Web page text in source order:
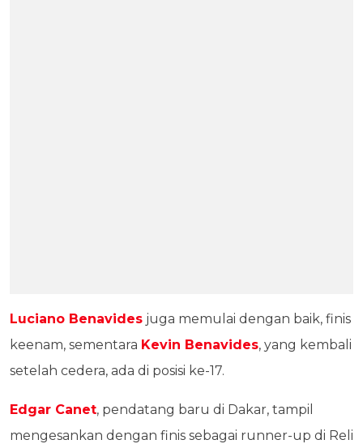
Luciano Benavides juga memulai dengan baik, finis
keenam, sementara Kevin Benavides, yang kembali
setelah cedera, ada di posisi ke-17.
Edgar Canet, pendatang baru di Dakar, tampil
mengesankan dengan finis sebagai runner-up di Reli